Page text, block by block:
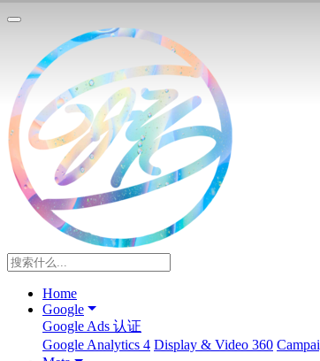
Home
Google
Google Ads 认证
Google Analytics 4 Display & Video 360